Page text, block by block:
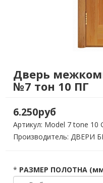
Дверь
№7 тон 10 ПГ
6.250руб
Артикул: Model 7 tone 10
Производитель: ДВЕРИ
* РАЗМЕР ПОЛОТНА